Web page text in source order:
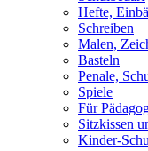
Hefte,
Schreiben
Malen,
Basteln
Penale,
Spiele
Für
Sitzkissen
Kinder-